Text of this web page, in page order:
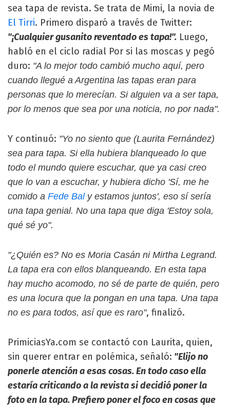
sea tapa de revista. Se trata de Mimi, la novia de
El Tirri. Primero disparó a través de Twitter:
"¡Cualquier gusanito reventado es tapa!". Luego,
habló en el ciclo radial Por si las moscas y pegó
duro: "A lo mejor todo cambió mucho aquí, pero
cuando llegué a Argentina las tapas eran para
personas que lo merecían. Si alguien va a ser tapa,
por lo menos que sea por una noticia, no por nada".
Y continuó: "Yo no siento que (Laurita Fernández)
sea para tapa. Si ella hubiera blanqueado lo que
todo el mundo quiere escuchar, que ya casi creo
que lo van a escuchar, y hubiera dicho 'Sí, me he
comido a Fede Baly estamos juntos', eso sí sería
una tapa genial. No una tapa que diga 'Estoy sola,
qué sé yo".
"¿Quién es? No es Moria Casán ni Mirtha Legrand.
La tapa era con ellos blanqueando. En esta tapa
hay mucho acomodo, no sé de parte de quién, pero
es una locura que la pongan en una tapa. Una tapa
no es para todos, así que es raro", finalizó.
PrimiciasYa.com se contactó con Laurita, quien,
sin querer entrar en polémica, señaló: "Elijo no
ponerle atención a esas cosas. En todo caso ella
estaría criticando a la revista si decidió poner la
foto en la tapa. Prefiero poner el foco en cosas que